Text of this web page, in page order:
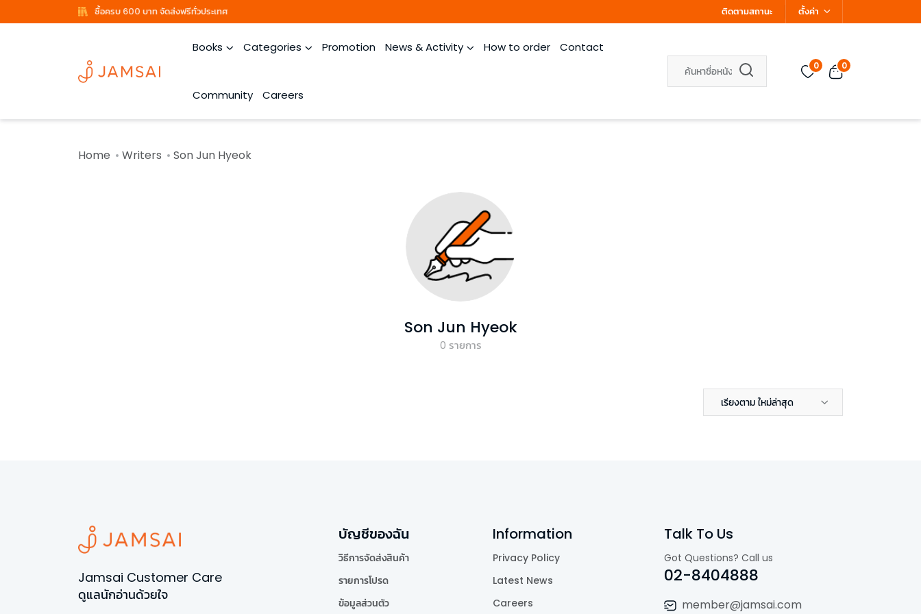
ซื้อครบ 600 บาท จัดส่งฟรีทั่วประเทศ ติดตามสถานะ ตั้งค่า
Books Categories Promotion News & Activity How to order Contact
Community Careers
0 0
Home Writers Son Jun Hyeok
Son Jun Hyeok
0 รายการ
เรียงตาม ใหม่ล่าสุด
Jamsai Customer Care
ดูแลนักอ่านด้วยใจ
บัญชีของฉัน
วิธีการจัดส่งสินค้า
รายการโปรด
ข้อมูลส่วนตัว
Information
Privacy Policy
Latest News
Careers
Talk To Us
Got Questions? Call us
02-8404888
member@jamsai.com